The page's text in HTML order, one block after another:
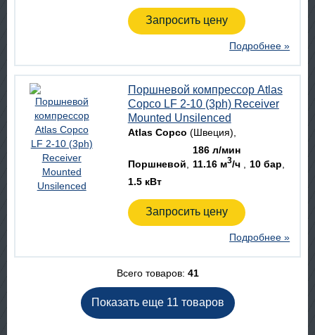
Запросить цену
Подробнее »
Поршневой компрессор Atlas
Copco LF 2-10 (3ph) Receiver
Mounted Unsilenced
Atlas Copco (Швеция)
Поршневой
186 л/мин
11.16 м3/ч
10 бар
1.5 кВт
Запросить цену
Подробнее »
Всего товаров: 41
Показать еще 11 товаров